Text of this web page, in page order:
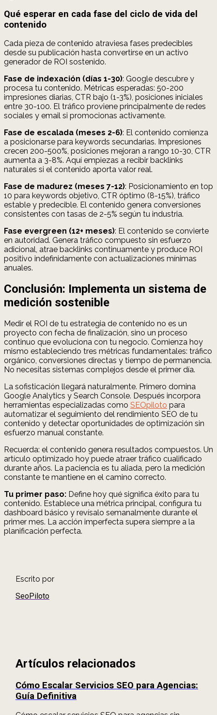
Qué esperar en cada fase del ciclo de vida del
contenido
Cada pieza de contenido atraviesa fases predecibles
desde su publicación hasta convertirse en un activo
generador de ROI sostenido.
Fase de indexación (días 1-30): Google descubre y
procesa tu contenido. Métricas esperadas: 50-200
impresiones diarias, CTR bajo (1-3%), posiciones iniciales
entre 30-100. El tráfico proviene principalmente de redes
sociales y email si promocionas activamente.
Fase de escalada (meses 2-6): El contenido comienza
a posicionarse para keywords secundarias. Impresiones
crecen 200-500%, posiciones mejoran a rango 10-30, CTR
aumenta a 3-8%. Aquí empiezas a recibir backlinks
naturales si el contenido aporta valor real.
Fase de madurez (meses 7-12): Posicionamiento en top
10 para keywords objetivo, CTR óptimo (8-15%), tráfico
estable y predecible. El contenido genera conversiones
consistentes con tasas de 2-5% según tu industria.
Fase evergreen (12+ meses): El contenido se convierte
en autoridad. Genera tráfico compuesto sin esfuerzo
adicional, atrae backlinks continuamente y produce ROI
positivo indefinidamente con actualizaciones mínimas
anuales.
Conclusión: Implementa un sistema de
medición sostenible
Medir el ROI de tu estrategia de contenido no es un
proyecto con fecha de finalización, sino un proceso
continuo que evoluciona con tu negocio. Comienza hoy
mismo estableciendo tres métricas fundamentales: tráfico
orgánico, conversiones directas y tiempo de permanencia.
No necesitas sistemas complejos desde el primer día.
La sofisticación llegará naturalmente. Primero domina
Google Analytics y Search Console. Después incorpora
herramientas especializadas como SEOpiloto para
automatizar el seguimiento del rendimiento SEO de tu
contenido y detectar oportunidades de optimización sin
esfuerzo manual constante.
Recuerda: el contenido genera resultados compuestos. Un
artículo optimizado hoy puede atraer tráfico cualificado
durante años. La paciencia es tu aliada, pero la medición
constante te mantiene en el camino correcto.
Tu primer paso: Define hoy qué significa éxito para tu
contenido. Establece una métrica principal, configura tu
dashboard básico y revísalo semanalmente durante el
primer mes. La acción imperfecta supera siempre a la
planificación perfecta.
Escrito por
SeoPiloto
Artículos relacionados
Cómo Escalar Servicios SEO para Agencias:
Guía Definitiva